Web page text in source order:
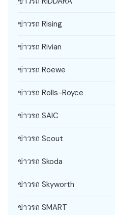
ข่าวรถ Rising
ข่าวรถ Rivian
ข่าวรถ Roewe
ข่าวรถ Rolls-Royce
ข่าวรถ SAIC
ข่าวรถ Scout
ข่าวรถ Skoda
ข่าวรถ Skyworth
ข่าวรถ SMART